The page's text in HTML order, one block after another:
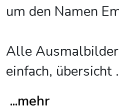
um den Namen
Alle
einfach, übersicht
...mehr